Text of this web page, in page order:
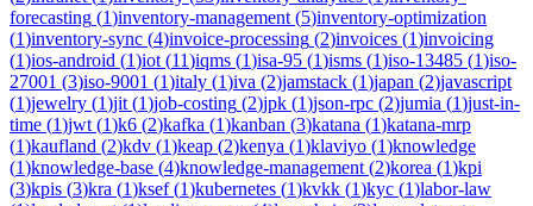
forecasting (1)inventory-management (5)inventory-optimization
(1)inventory-sync (4)invoice-processing (2)invoices (1)invoicing
(1)ios-android (1)iot (11)iqms (1)isa-95 (1)isms (1)iso-13485 (1)iso-
27001 (3)iso-9001 (1)italy (1)iva (2)jamstack (1)japan (2)javascript
(1)jewelry (1)jit (1)job-costing (2)jpk (1)json-rpc (2)jumia (1)just-in-
time (1)jwt (1)k6 (2)kafka (1)kanban (3)katana (1)katana-mrp
(1)kaufland (2)kdv (1)keap (2)kenya (1)klaviyo (1)knowledge
(1)knowledge-base (4)knowledge-management (2)korea (1)kpi
(3)kpis (3)kra (1)ksef(1)kubernetes (1)kvkk (1)kyc (1)labor-law